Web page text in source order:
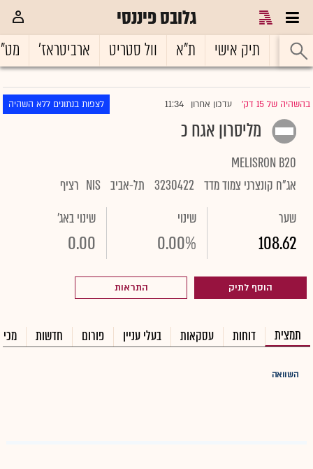
גלובס פיננסי
ראשי תיק אישי ת"א וול סטריט ארביטראז'
בהשהיה של 15 דק' |עדכון אחרון 11:34 לצפות בנתונים ללא השהיה
מליסרון אגח כ
MELISRON B20
אג"ח קונצרני צמוד מדד 3230422 תל-אביב NIS רציף
שער
108.62
שינוי
0.00%
שינוי באג'
0.00
הוסף לתיק התראות
תמצית דוחות עסקאות בעלי עניין פורום חדשות
השוואה